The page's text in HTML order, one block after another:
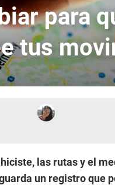
para
tus
las rutas y el
un registro que